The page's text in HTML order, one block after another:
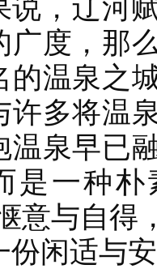
说，辽河
广度，那
的温泉之
许多将温
温泉早已
是一种
意与自得
份闲适与